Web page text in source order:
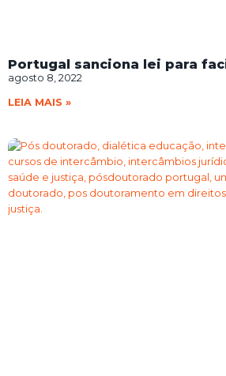
Portugal sanciona lei para
agosto 8, 2022
LEIA MAIS »